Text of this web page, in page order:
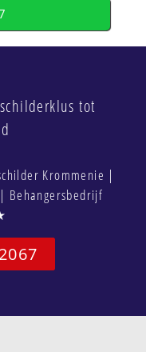
tot
Krommenie |
Behangersbedrijf